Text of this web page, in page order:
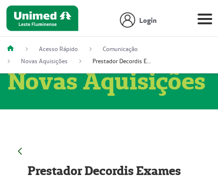
Login
Acesso Rápido
Comunicação
Novas Aquisições
Prestador Decordis Exames Cardiológicos LTDA (51004347-4)
Novas Aquisições
Prestador Decordis Exames